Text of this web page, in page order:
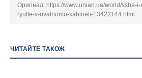
Оригінал: https://www.unian.ua/world/ssha-
ryutte-v-ovalnomu-kabineti-13422144.html
ЧИТАЙТЕ ТАКОЖ